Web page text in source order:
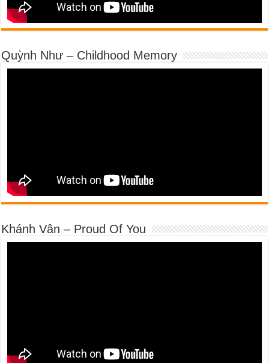
Quỳnh Như – Childhood Memory
Khánh Vân – Proud Of You